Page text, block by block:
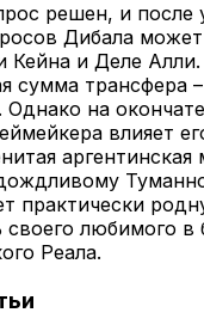
решен, и после
Дибала может
Кейна и Деле Алли.
сумма трансфера
Однако на
влияет
практически
своего любимого в
Реала.